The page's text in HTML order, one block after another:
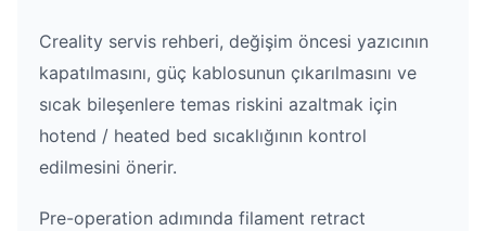
Creality servis rehberi, değişim öncesi yazıcının
kapatılmasını, güç kablosunun çıkarılmasını ve
sıcak bileşenlere temas riskini azaltmak için
hotend / heated bed sıcaklığının kontrol
edilmesini önerir.
Pre-operation adımında filament retract